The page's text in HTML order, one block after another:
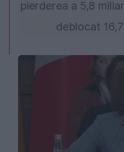
pierderea a 5,8
deblocat